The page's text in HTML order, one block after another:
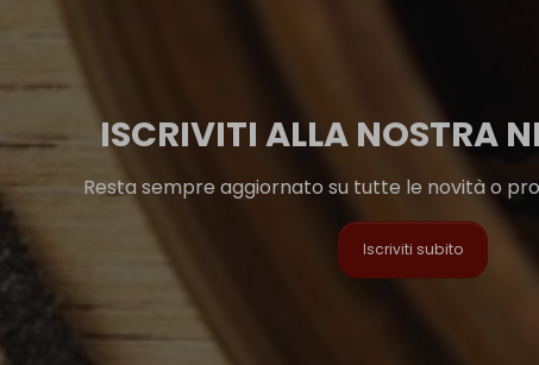
ISCRIVITI ALLA NOSTRA
Resta sempre aggiornato su tutte le novità o
Iscriviti subito